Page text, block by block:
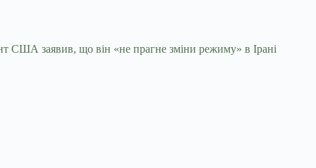
США заявив, що він «не прагне зміни режиму» в Ірані